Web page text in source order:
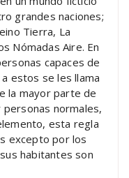
grandes naciones;
Tierra, La
Nómadas Aire. En
capaces de
estos se les llama
la mayor parte de
normales,
esta regla
excepto por los
habitantes son